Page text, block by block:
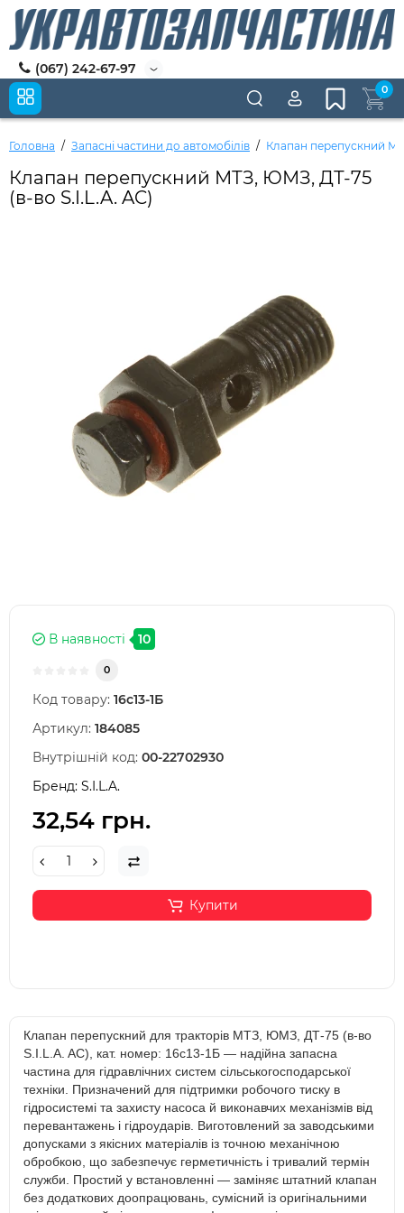
(067) 242-67-97
0
Головна Запасні частини до автомобілів Клапан перепускний
Клапан перепускний МТЗ, ЮМЗ, ДТ-75
(в-во S.I.L.A. AC)
В наявності 10
0
Код товару: 16с13-1Б
Артикул: 184085
Внутрішній код: 00-22702930
Бренд: S.I.L.A.
32,54 грн.
Купити
Клапан перепускний для тракторів МТЗ, ЮМЗ, ДТ-75 (в-во
S.I.L.A. AC), кат. номер: 16с13-1Б — надійна запасна
частина для гідравлічних систем сільськогосподарської
техніки. Призначений для підтримки робочого тиску в
гідросистемі та захисту насоса й виконавчих механізмів від
перевантажень і гідроударів. Виготовлений за заводськими
допусками з якісних матеріалів із точною механічною
обробкою, що забезпечує герметичність і тривалий термін
служби. Простий у встановленні — заміняє штатний клапан
без додаткових доопрацювань, сумісний із оригінальними